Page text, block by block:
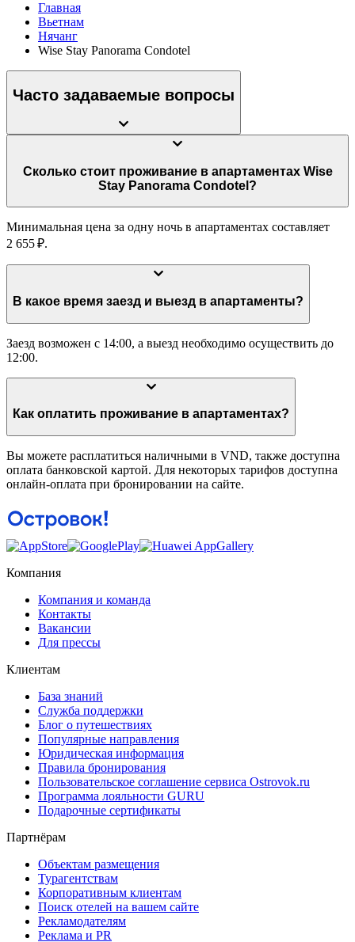
Главная
Вьетнам
Нячанг
Wise Stay Panorama Condotel
Часто задаваемые вопросы
Сколько стоит проживание в апартаментах Wise
Stay Panorama Condotel?
Минимальная цена за одну ночь в апартаментах составляет
2 655 ₽.
В какое время заезд и выезд в апартаменты?
Заезд возможен с 14:00, а выезд необходимо осуществить до
12:00.
Как оплатить проживание в апартаментах?
Вы можете расплатиться наличными в VND, также доступна
оплата банковской картой. Для некоторых тарифов доступна
онлайн-оплата при бронировании на сайте.
Компания
Компания и команда
Контакты
Вакансии
Для прессы
Клиентам
База знаний
Служба поддержки
Блог о путешествиях
Популярные направления
Юридическая информация
Правила бронирования
Пользовательское соглашение сервиса Ostrovok.ru
Программа лояльности GURU
Подарочные сертификаты
Партнёрам
Объектам размещения
Турагентствам
Корпоративным клиентам
Поиск отелей на вашем сайте
Рекламодателям
Реклама и PR